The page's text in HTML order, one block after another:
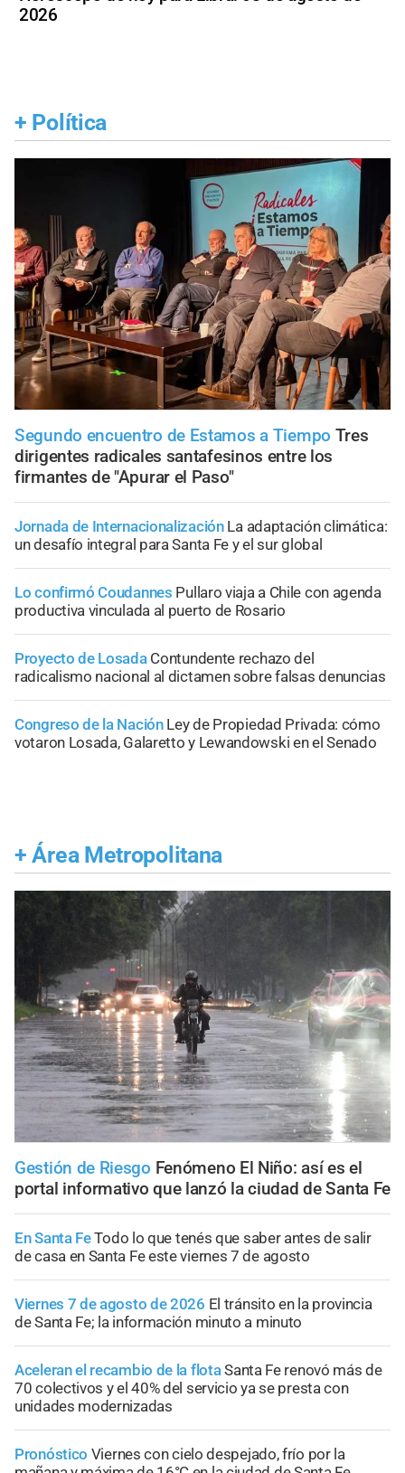
2026
+ Política
Segundo encuentro de Estamos a Tiempo Tres
dirigentes radicales santafesinos entre los
firmantes de "Apurar el Paso"
Jornada de Internacionalización La adaptación climática:
un desafío integral para Santa Fe y el sur global
Lo confirmó Coudannes Pullaro viaja a Chile con agenda
productiva vinculada al puerto de Rosario
Proyecto de Losada Contundente rechazo del
radicalismo nacional al dictamen sobre falsas denuncias
Congreso de la Nación Ley de Propiedad Privada: cómo
votaron Losada, Galaretto y Lewandowski en el Senado
+ Área Metropolitana
Gestión de Riesgo Fenómeno El Niño: así es el
portal informativo que lanzó la ciudad de Santa Fe
En Santa FeTodo lo que tenés que saber antes de salir
de casa en Santa Fe este viernes 7 de agosto
Viernes 7 de agosto de 2026 El tránsito en la provincia
de Santa Fe; la información minuto a minuto
Aceleran el recambio de la flotaSanta Fe renovó más de
70 colectivos y el 40% del servicio ya se presta con
unidades modernizadas
Pronóstico Viernes con cielo despejado, frío por la